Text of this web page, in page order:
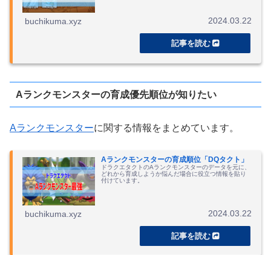
buchikuma.xyz 2024.03.22
Aランクモンスターの育成優先順位が知りたい
Aランクモンスターに関する情報をまとめています。
Aランクモンスターの育成順位「DQタクト」
ドラクエタクトのAランクモンスターのデータを元に、
どれから育成しようか悩んだ場合に役立つ情報を貼り
付けています。
buchikuma.xyz 2024.03.22